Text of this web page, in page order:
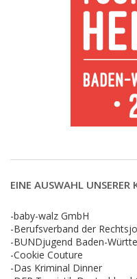
EINE AUSWAHL UNSERER
-baby-walz GmbH
-Berufsverband der
-BUNDjugend Baden-
-Cookie Couture
-Das Kriminal Dinner